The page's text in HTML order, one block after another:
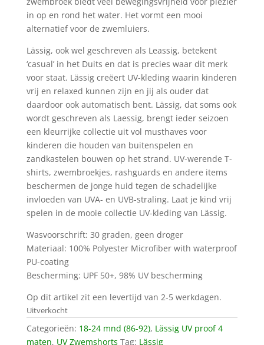
in op en rond het water. Het vormt een mooi
alternatief voor de zwemluiers.
Lässig, ook wel geschreven als Leassig, betekent
‘casual’ in het Duits en dat is precies waar dit merk
voor staat. Lässig creëert UV-kleding waarin kinderen
vrij en relaxed kunnen zijn en jij als ouder dat
daardoor ook automatisch bent. Lässig, dat soms ook
wordt geschreven als Laessig, brengt ieder seizoen
een kleurrijke collectie uit vol musthaves voor
kinderen die houden van buitenspelen en
zandkastelen bouwen op het strand. UV-werende T-
shirts, zwembroekjes, rashguards en andere items
beschermen de jonge huid tegen de schadelijke
invloeden van UVA- en UVB-straling. Laat je kind vrij
spelen in de mooie collectie UV-kleding van Lässig.
Wasvoorschrift: 30 graden, geen droger
Materiaal: 100% Polyester Microfiber with waterproof
PU-coating
Bescherming: UPF 50+, 98% UV bescherming
Op dit artikel zit een levertijd van 2-5 werkdagen.
Uitverkocht
Categorieën: 18-24 mnd (86-92), Lässig UV proof 4
maten, UV Zwemshorts Tag: Lässig